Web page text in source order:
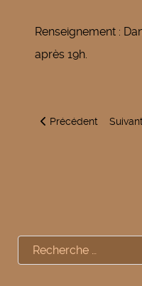
Renseignement :
après 19h.
Article précédent :
Précédent Article
Suivant
Rechercher